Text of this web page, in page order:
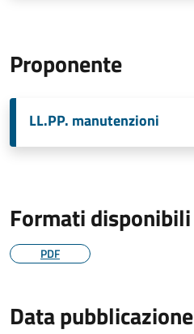
Proponente
LL.PP. manutenzioni
Formati disponibili
PDF
Data pubblicazione